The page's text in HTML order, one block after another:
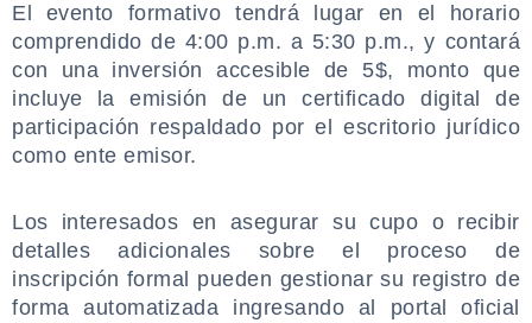
El evento formativo tendrá lugar en el horario
comprendido de 4:00 p.m. a 5:30 p.m., y contará
con una inversión accesible de 5$, monto que
incluye la emisión de un certificado digital de
participación respaldado por el escritorio jurídico
como ente emisor.
Los interesados en asegurar su cupo o recibir
detalles adicionales sobre el proceso de
inscripción formal pueden gestionar su registro de
forma automatizada ingresando al portal oficial